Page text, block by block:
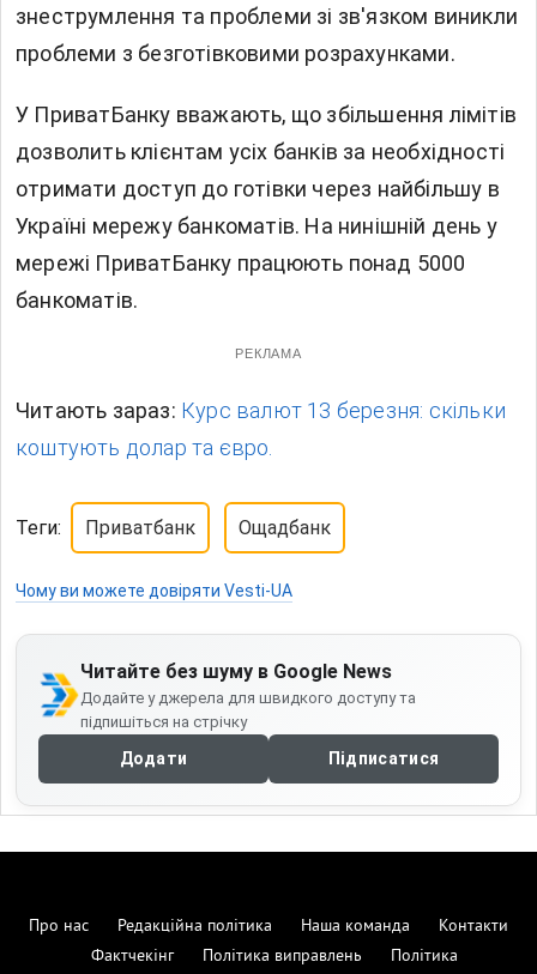
знеструмлення та проблеми зі зв'язком виникли
проблеми з безготівковими розрахунками.
У ПриватБанку вважають, що збільшення лімітів
дозволить клієнтам усіх банків за необхідності
отримати доступ до готівки через найбільшу в
Україні мережу банкоматів. На нинішній день у
мережі ПриватБанку працюють понад 5000
банкоматів.
РЕКЛАМА
Читають зараз: Курс валют 13 березня: скільки
коштують долар та євро.
Теги: Приватбанк Ощадбанк
Чому ви можете довіряти Vesti-UA
Читайте без шуму в Google News
Додайте у джерела для швидкого доступу та
підпишіться на стрічку
Додати Підписатися
Про нас Редакційна політика Наша команда
Контакти
Фактчекінг
Політика виправлень
Політика